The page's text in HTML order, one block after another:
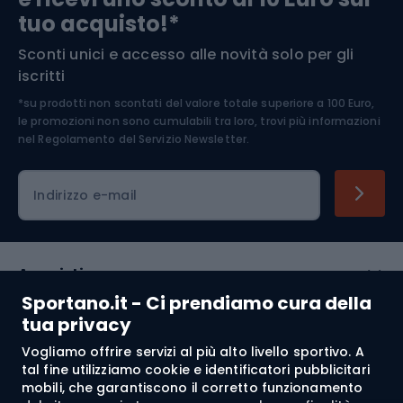
Sportano.it - Ci prendiamo cura della
tua privacy
Vogliamo offrire servizi al più alto livello sportivo. A
tal fine utilizziamo cookie e identificatori pubblicitari
mobili, che garantiscono il corretto funzionamento
Medicina dello sport
Abbigliamento ciclistico
tuo acquisto!*
Sconti unici e accesso alle novità solo per gli
iscritti
*su prodotti non scontati del valore totale superiore a 100 Euro,
le promozioni non sono cumulabili tra loro, trovi più informazioni
nel Regolamento del Servizio Newsletter.
Indirizzo e-mail
Acquisti
Servizio clienti
Regolamento